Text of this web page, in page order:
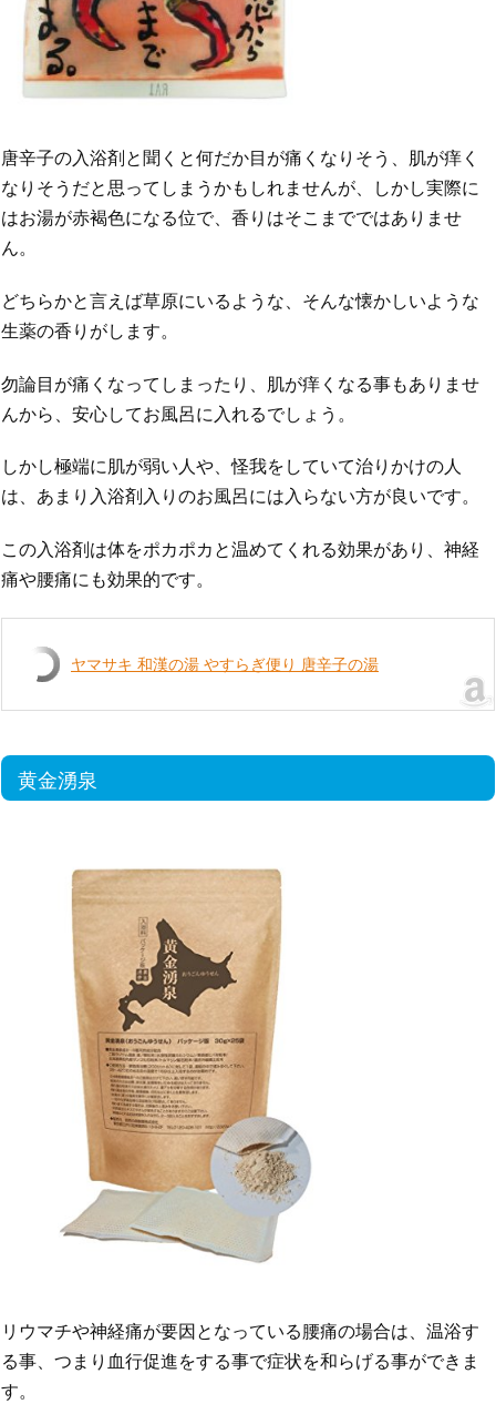
唐辛子の入浴剤と聞くと何だか目が痛くなりそう、肌が痒く
なりそうだと思ってしまうかもしれませんが、しかし実際に
はお湯が赤褐色になる位で、香りはそこまでではありませ
ん。
どちらかと言えば草原にいるような、そんな懐かしいような
生薬の香りがします。
勿論目が痛くなってしまったり、肌が痒くなる事もありませ
んから、安心してお風呂に入れるでしょう。
しかし極端に肌が弱い人や、怪我をしていて治りかけの人
は、あまり入浴剤入りのお風呂には入らない方が良いです。
この入浴剤は体をポカポカと温めてくれる効果があり、神経
痛や腰痛にも効果的です。
ヤマサキ 和漢の湯 やすらぎ便り 唐辛子の湯
黄金湧泉
リウマチや神経痛が要因となっている腰痛の場合は、温浴す
る事、つまり血行促進をする事で症状を和らげる事ができま
す。